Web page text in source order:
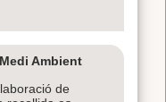
Ambient
de